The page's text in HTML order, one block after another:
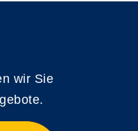
wir Sie